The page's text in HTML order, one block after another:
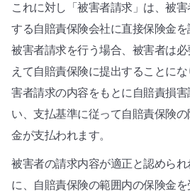
これに対し「被害者請求」は、被
する自賠責保険会社に直接保険金を
被害者請求を行う場合、被害者は
えて自賠責保険に提出することに
害者請求の内容をもとに自賠責損
い、支払基準に従って自賠責保険
金が支払われます。
被害者の請求内容が適正と認めら
に、自賠責保険の範囲内の保険金を